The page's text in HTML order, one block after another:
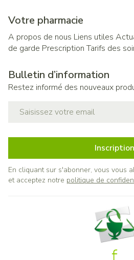
Votre pharmacie
A propos de nous Liens utiles
de garde Prescription Tarifs des
Bulletin d’information
Restez informé des nouveaux
Inscription
En cliquant sur s'abonner, vous vous
et acceptez notre politique de